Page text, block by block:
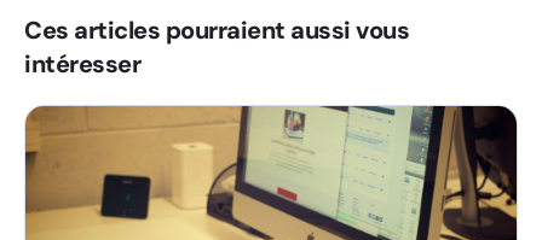
Ces articles pourraient aussi vous
intéresser